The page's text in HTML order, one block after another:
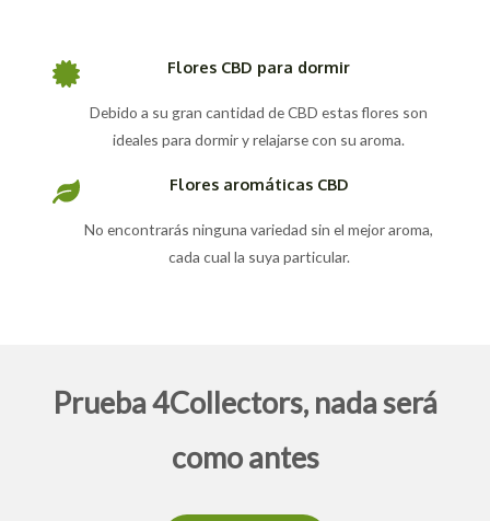
Flores CBD para dormir
Debido a su gran cantidad de CBD estas flores son
ideales para dormir y relajarse con su aroma.
Flores aromáticas CBD
No encontrarás ninguna variedad sin el mejor aroma,
cada cual la suya particular.
Prueba 4Collectors, nada será
como antes